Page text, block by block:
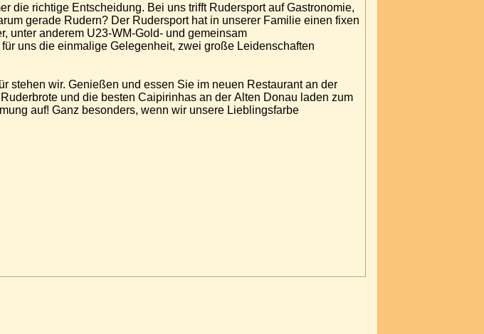
die richtige Entscheidung. Bei uns trifft Rudersport auf Gastronomie,
gerade Rudern? Der Rudersport hat in unserer Familie einen fixen
unter anderem U23-WM-Gold- und gemeinsam
uns die einmalige Gelegenheit, zwei große Leidenschaften
stehen wir. Genießen und essen Sie im neuen Restaurant an der
und die besten Caipirinhas an der Alten Donau laden zum
auf! Ganz besonders, wenn wir unsere Lieblingsfarbe